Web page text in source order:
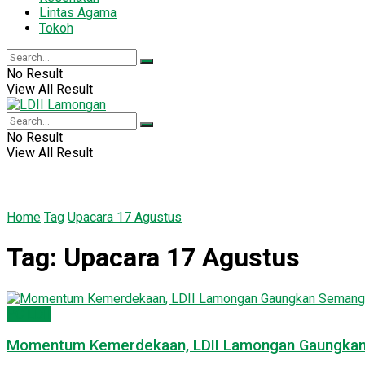
Lintas Agama
Tokoh
No Result
View All Result
No Result
View All Result
Home Tag Upacara 17 Agustus
Tag: Upacara 17 Agustus
Momentum Kemerdekaan, LDII Lamongan